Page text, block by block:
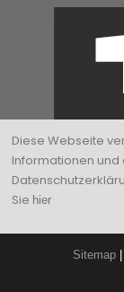
Sitemap|
Diese Webseite
Informationen und
Sie hier